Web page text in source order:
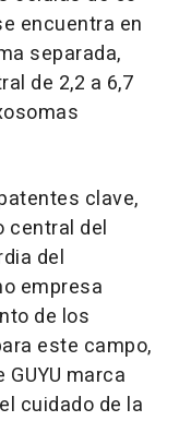
encuentra en
separada,
de 2,2 a 6,7
clave,
central del
del
empresa
de los
este campo,
marca
cuidado de la